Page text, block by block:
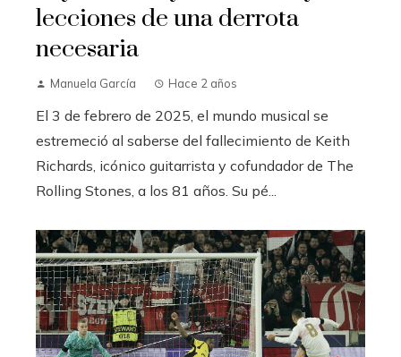
lecciones de una derrota
necesaria
Manuela García Hace 2 años
El 3 de febrero de 2025, el mundo musical se
estremeció al saberse del fallecimiento de Keith
Richards, icónico guitarrista y cofundador de The
Rolling Stones, a los 81 años. Su pé...